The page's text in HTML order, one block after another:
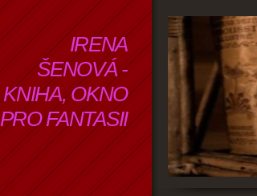
IRENA
ŠENOVÁ -
KNIHA, OKNO
PRO FANTASII